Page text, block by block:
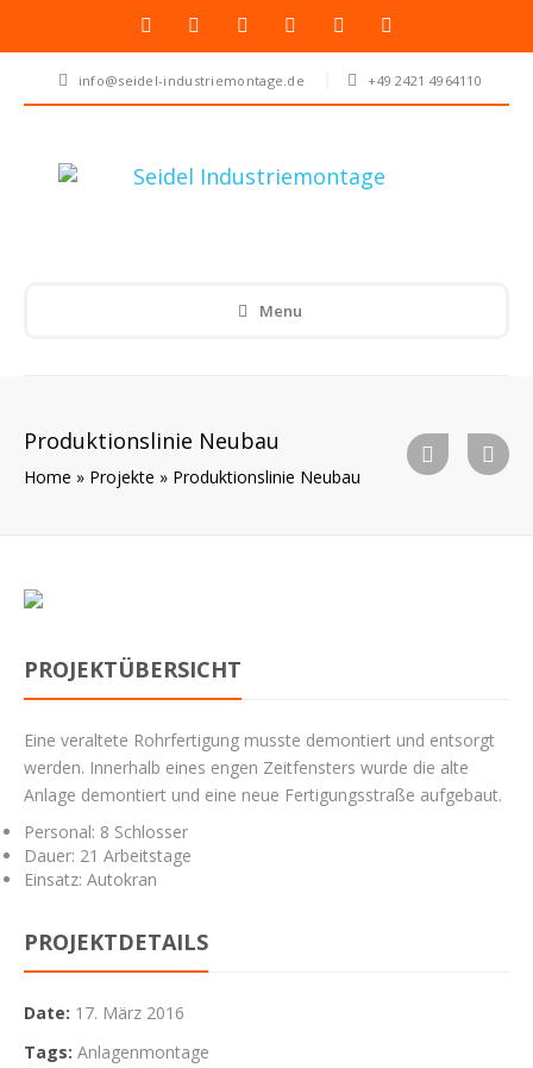
info@seidel-industriemontage.de +49 2421 4964110
Menu
Produktionslinie Neubau
Home » Projekte » Produktionslinie Neubau
PROJEKTÜBERSICHT
Eine veraltete Rohrfertigung musste demontiert und entsorgt
werden. Innerhalb eines engen Zeitfensters wurde die alte
Anlage demontiert und eine neue Fertigungsstraße aufgebaut.
Personal: 8 Schlosser
Dauer: 21 Arbeitstage
Einsatz: Autokran
PROJEKTDETAILS
Date: 17. März 2016
Tags: Anlagenmontage